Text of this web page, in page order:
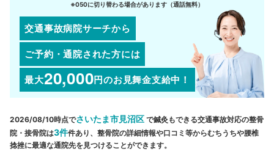
※050に切り替わる場合があります（通話無料）
交通事故病院サーチから
ご予約・通院された方には
最大20,000円のお見舞金支給中！
2026/08/10時点でさいたま市見沼区 で鍼灸もできる交通事故対応の整骨
院・接骨院は3件件あり、整骨院の詳細情報や口コミ等からむちうちや腰椎
捻挫に最適な通院先を見つけることができます。